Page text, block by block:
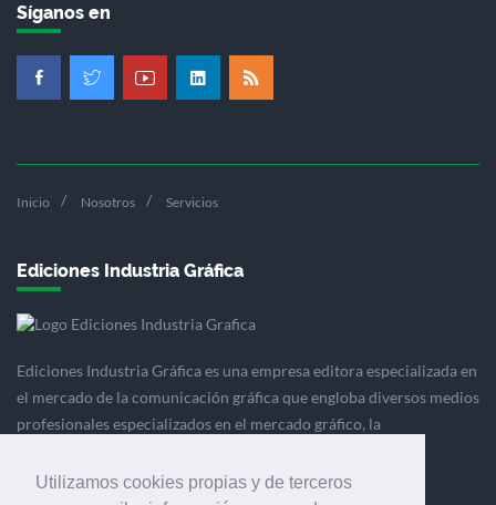
Utilizamos cookies propias y de terceros
Síganos en
Inicio Nosotros Servicios
Ediciones Industria Gráfica
Ediciones Industria Gráfica es una empresa editora especializada en
el mercado de la comunicación gráfica que engloba diversos medios
profesionales especializados en el mercado gráfico, la